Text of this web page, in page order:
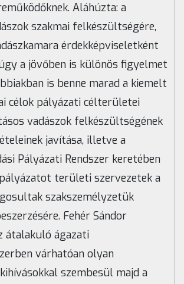
Aláhúzta: a
szakmai felkészültségére,
érdekképviseletként
a jövőben is különös figyelmet
is benne marad a kiemelt
célok pályázati célterületei
vadászok felkészültségének
javítása, illetve a
Pályázati Rendszer keretében
területi szervezetek a
szakszemélyzetük
Fehér Sándor
átalakuló ágazati
várhatóan olyan
szembesül majd a